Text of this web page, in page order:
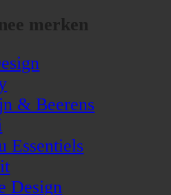
merken
& Beerens
Essentiels
Design